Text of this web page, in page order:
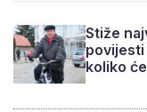
Stiže
povijesti
koliko